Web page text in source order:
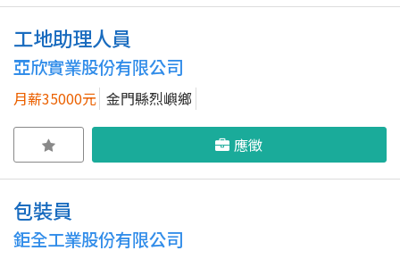
工地助理人員
亞欣實業股份有限公司
月薪35000元 金門縣烈嶼鄉
應徵
包裝員
鉅全工業股份有限公司